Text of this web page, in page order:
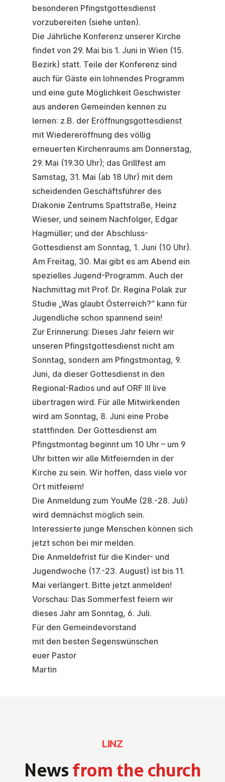
besonderen Pfingstgottesdienst
vorzubereiten (siehe unten).
Die Jährliche Konferenz unserer Kirche
findet von 29. Mai bis 1. Juni in Wien (15.
Bezirk) statt. Teile der Konferenz sind
auch für Gäste ein lohnendes Programm
und eine gute Möglichkeit Geschwister
aus anderen Gemeinden kennen zu
lernen: z.B. der Eröffnungsgottesdienst
mit Wiedereröffnung des völlig
erneuerten Kirchenraums am Donnerstag,
29. Mai (19.30 Uhr); das Grillfest am
Samstag, 31. Mai (ab 18 Uhr) mit dem
scheidenden Geschäftsführer des
Diakonie Zentrums Spattstraße, Heinz
Wieser, und seinem Nachfolger, Edgar
Hagmüller; und der Abschluss-
Gottesdienst am Sonntag, 1. Juni (10 Uhr).
Am Freitag, 30. Mai gibt es am Abend ein
spezielles Jugend-Programm. Auch der
Nachmittag mit Prof. Dr. Regina Polak zur
Studie „Was glaubt Österreich?“ kann für
Jugendliche schon spannend sein!
Zur Erinnerung: Dieses Jahr feiern wir
unseren Pfingstgottesdienst nicht am
Sonntag, sondern am Pfingstmontag, 9.
Juni, da dieser Gottesdienst in den
Regional-Radios und auf ORF III live
übertragen wird. Für alle Mitwirkenden
wird am Sonntag, 8. Juni eine Probe
stattfinden. Der Gottesdienst am
Pfingstmontag beginnt um 10 Uhr – um 9
Uhr bitten wir alle Mitfeiernden in der
Kirche zu sein. Wir hoffen, dass viele vor
Ort mitfeiern!
Die Anmeldung zum YouMe (28.-28. Juli)
wird demnächst möglich sein.
Interessierte junge Menschen können sich
jetzt schon bei mir melden.
Die Anmeldefrist für die Kinder- und
Jugendwoche (17.-23. August) ist bis 11.
Mai verlängert. Bitte jetzt anmelden!
Vorschau: Das Sommerfest feiern wir
dieses Jahr am Sonntag, 6. Juli.
Für den Gemeindevorstand
mit den besten Segenswünschen
euer Pastor
Martin
Newsfrom the church
LINZ